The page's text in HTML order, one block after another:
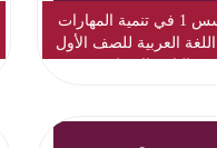
الأسس 1 في تنمية المهارات
العربية للصف الأول